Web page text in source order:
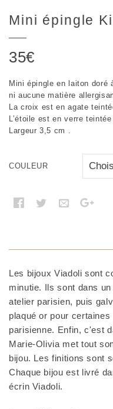
Mini épingle
35€
Mini épingle en laiton doré
ni aucune matière
La croix est en agate
L’étoile est en verre
Largeur 3,5 cm .
COULEUR
Les bijoux Viadoli sont
minutie. Ils sont dans
atelier parisien, puis
plaqué or pour
parisienne. Enfin, c'est
Marie-Olivia met tout
bijou. Les finitions sont
Chaque bijou est livré
écrin Viadoli.